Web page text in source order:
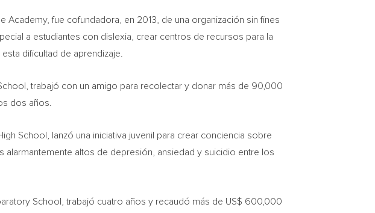
Academy, fue cofundadora, en 2013, de una organización sin fines
a estudiantes con dislexia, crear centros de recursos para la
dificultad de aprendizaje.
, trabajó con un amigo para recolectar y donar más de 90,000
dos años.
School
, lanzó una iniciativa juvenil para crear conciencia sobre
altos de depresión, ansiedad y suicidio entre los
School, trabajó cuatro años y recaudó más de US$ 600,000